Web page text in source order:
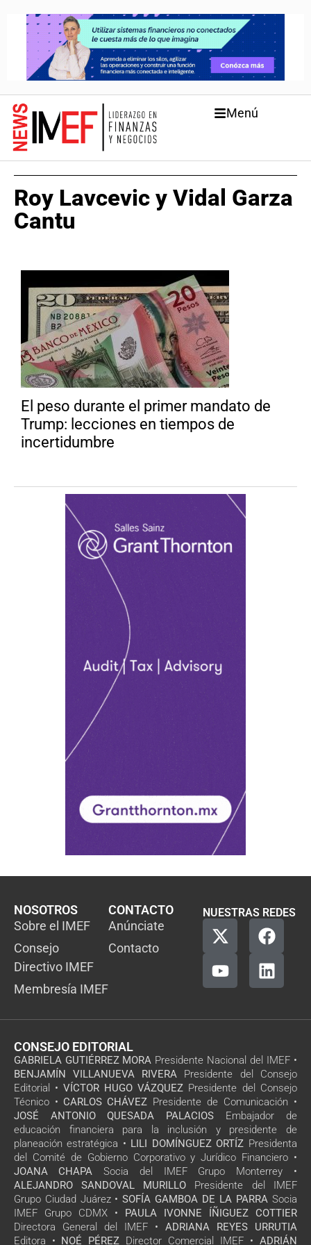
Menú
Roy Lavcevic y Vidal Garza
Cantu
El peso durante el primer mandato de
Trump: lecciones en tiempos de
incertidumbre
NOSOTROS
Sobre el IMEF
Consejo
Directivo IMEF
Membresía IMEF
CONTACTO
Anúnciate
Contacto
NUESTRAS REDES
CONSEJO EDITORIAL
GABRIELA GUTIÉRREZ MORA Presidente Nacional del IMEF •
BENJAMÍN VILLANUEVA RIVERA Presidente del Consejo
Editorial • VÍCTOR HUGO VÁZQUEZ Presidente del Consejo
Técnico • CARLOS CHÁVEZ Presidente de Comunicación •
JOSÉ ANTONIO QUESADA PALACIOS Embajador de
educación financiera para la inclusión y presidente de
planeación estratégica • LILI DOMÍNGUEZ ORTÍZ Presidenta
del Comité de Gobierno Corporativo y Jurídico Financiero •
JOANA CHAPA Socia del IMEF Grupo Monterrey •
ALEJANDRO SANDOVAL MURILLO Presidente del IMEF
Grupo Ciudad Juárez • SOFÍA GAMBOA DE LA PARRA Socia
IMEF Grupo CDMX • PAULA IVONNE ÍÑIGUEZ COTTIER
Directora General del IMEF • ADRIANA REYES URRUTIA
Editora • NOÉ PÉREZ Director Comercial IMEF • ADRIÁN